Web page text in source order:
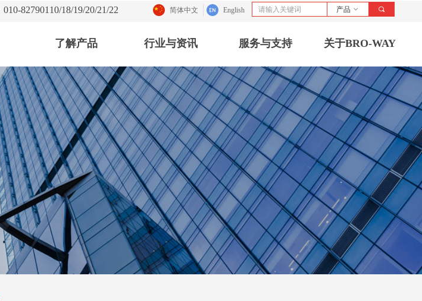
010-82790110/18/19/20/21/22 简体中文 English 끠
产品 ꀁ
了解产品 行业与资讯 服务与支持 关于BRO-WAY